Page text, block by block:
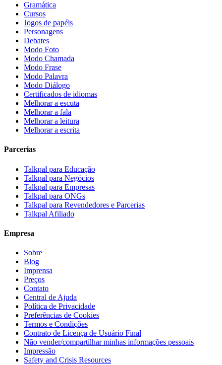
Gramática
Cursos
Jogos de papéis
Personagens
Debates
Modo Foto
Modo Chamada
Modo Frase
Modo Palavra
Modo Diálogo
Certificados de idiomas
Melhorar a escuta
Melhorar a fala
Melhorar a leitura
Melhorar a escrita
Parcerias
Talkpal para Educação
Talkpal para Negócios
Talkpal para Empresas
Talkpal para ONGs
Talkpal para Revendedores e Parcerias
Talkpal Afiliado
Empresa
Sobre
Blog
Imprensa
Preços
Contato
Central de Ajuda
Política de Privacidade
Preferências de Cookies
Termos e Condições
Contrato de Licença de Usuário Final
Não vender/compartilhar minhas informações pessoais
Impressão
Safety and Crisis Resources